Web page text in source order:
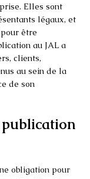
Elles sont
légaux, et
être
au JAL a
clients,
au sein de la
de son
obligation pour